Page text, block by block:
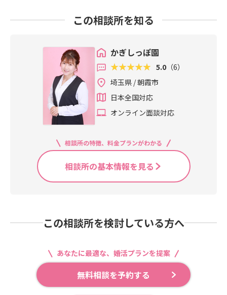
この相談所を知る
かぎしっぽ園
5.0 （6）
埼玉県 / 朝霞市
日本全国対応
オンライン面談対応
相談所の特徴、料金プランがわかる
相談所の基本情報を見る
この相談所を検討している方へ
あなたに最適な、婚活プランを提案
無料相談を予約する